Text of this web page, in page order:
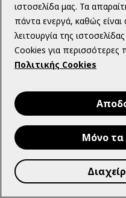
διαγραφής των
λήθη) (άρθρο 17 ΓΚΠΔ), (δ)
της επεξεργασίας των
δικαίωμα στη
ΓΚΠΔ), (στ) Το δικαίωμα
αυτοματοποιημένη
περιλαμβανομένης της
ΓΚΠΔ).
Ο χρήστης μπορεί να βρει
σχετικά με την
προσωπικών του
Προσωπικών Δεδομένων
ιστοσελίδα μας. Τα
πάντα ενεργά, καθώς
λειτουργία της
Cookies για περισσότερες
Πολιτικής Cookies
Μόνο τα